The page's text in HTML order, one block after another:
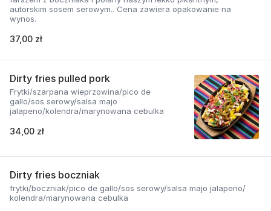
autorskim sosem serowym.. Cena zawiera opakowanie na
wynos.
37,00 zł
Dirty fries pulled pork
Frytki/szarpana wieprzowina/pico de
gallo/sos serowy/salsa majo
jalapeno/kolendra/marynowana cebulka
34,00 zł
Dirty fries boczniak
frytki/boczniak/pico de gallo/sos serowy/salsa majo jalapeno/
kolendra/marynowana cebulka